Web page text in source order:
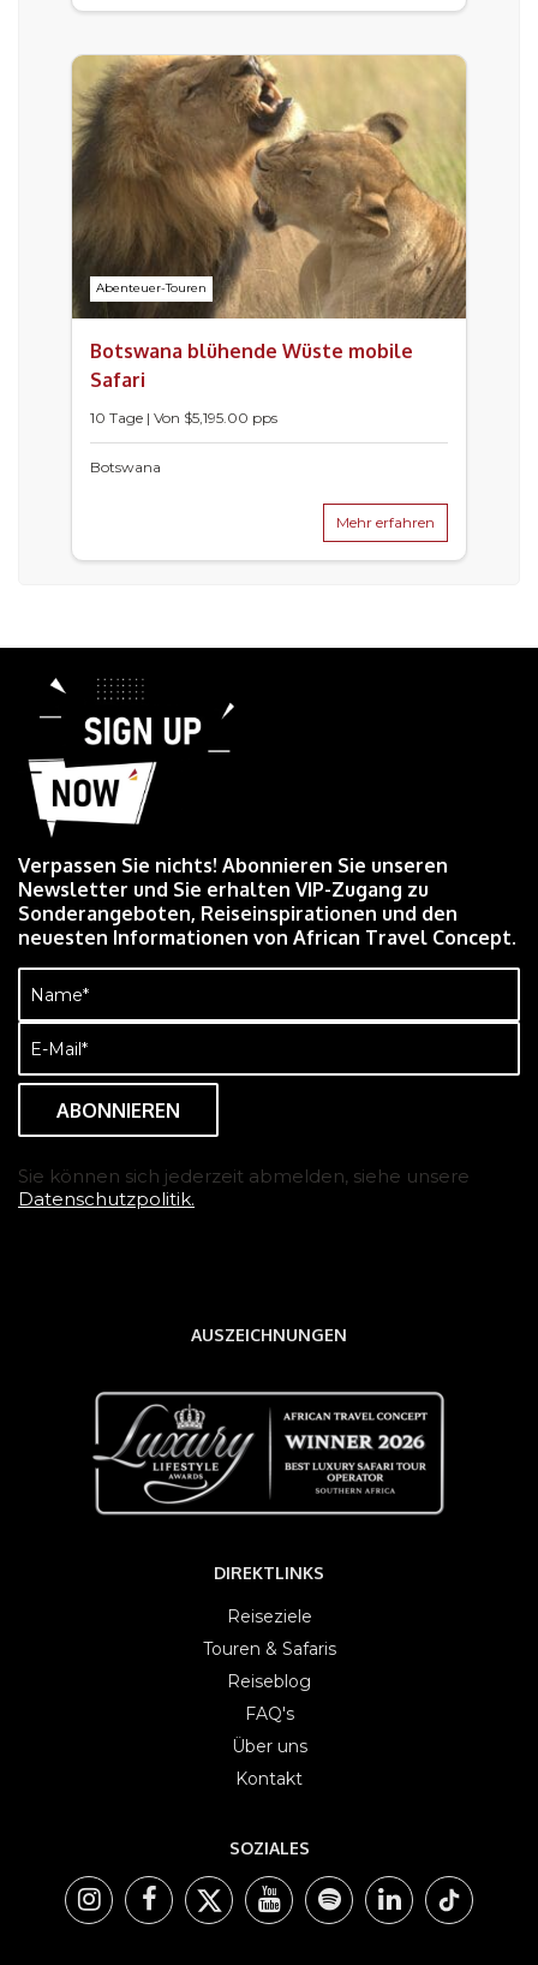
Abenteuer-Touren
Botswana blühende Wüste mobile
Safari
10 Tage | Von $5,195.00 pps
Botswana
Mehr erfahren
Verpassen Sie nichts! Abonnieren Sie unseren
Newsletter und Sie erhalten VIP-Zugang zu
Sonderangeboten, Reiseinspirationen und den
neuesten Informationen von African Travel Concept.
Name
(erforderlich)
E-
Mail
(erforderlich)
Sie können sich jederzeit abmelden, siehe unsere
Datenschutzpolitik.
AUSZEICHNUNGEN
DIREKTLINKS
Reiseziele
Touren & Safaris
Reiseblog
FAQ's
Über uns
Kontakt
SOZIALES